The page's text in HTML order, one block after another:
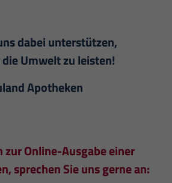
dabei unterstützen,
Umwelt zu leisten!
Apotheken
zur Online-Ausgabe einer
sprechen Sie uns gerne an: